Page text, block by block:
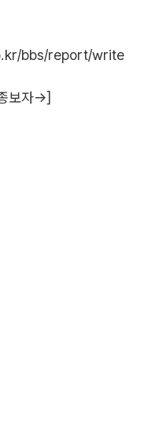
bbs/report/write
보자→]